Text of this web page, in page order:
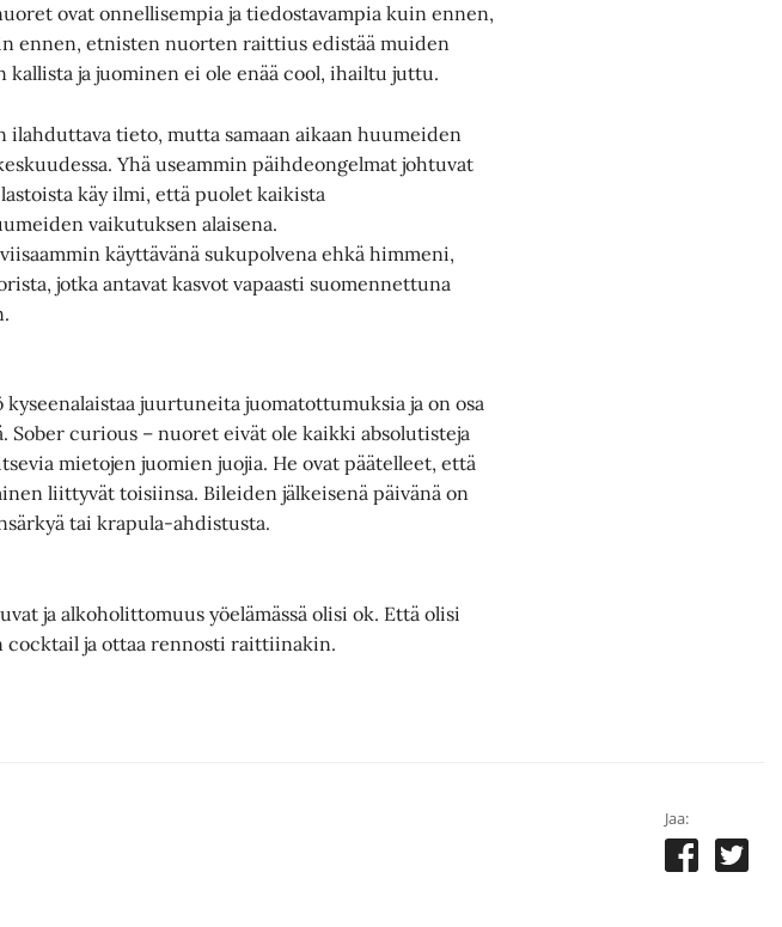
ovat onnellisempia ja tiedostavampia kuin ennen,
ennen, etnisten nuorten raittius edistää muiden
ja juominen ei ole enää cool, ihailtu juttu.
ilahduttava tieto, mutta samaan aikaan huumeiden
Yhä useammin päihdeongelmat johtuvat
käy ilmi, että puolet kaikista
vaikutuksen alaisena.
käyttävänä sukupolvena ehkä himmeni,
jotka antavat kasvot vapaasti suomennettuna
juurtuneita juomatottumuksia ja on osa
curious – nuoret eivät ole kaikki absolutisteja
mietojen juomien juojia. He ovat päätelleet, että
liittyvät toisiinsa. Bileiden jälkeisenä päivänä on
tai krapula-ahdistusta.
ja alkoholittomuus yöelämässä olisi ok. Että olisi
ja ottaa rennosti raittiinakin.
Jaa: